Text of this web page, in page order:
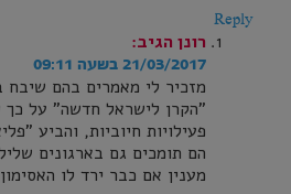
Reply
רונן הגיב:
21/03/2017 בשעה 09:11
מזכיר לי מאמרים בהם שיבח
"הקרן לישראל חדשה" על כך
פעילויות חיוביות, והביע
הם תומכים גם בארגונים
מענין אם כבר ירד לו